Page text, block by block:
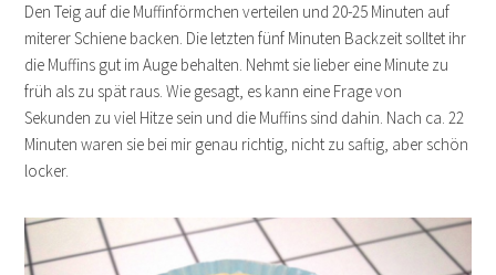
Den Teig auf die Muffinförmchen verteilen und 20-25 Minuten auf
miterer Schiene backen. Die letzten fünf Minuten Backzeit solltet ihr
die Muffins gut im Auge behalten. Nehmt sie lieber eine Minute zu
früh als zu spät raus. Wie gesagt, es kann eine Frage von
Sekunden zu viel Hitze sein und die Muffins sind dahin. Nach ca. 22
Minuten waren sie bei mir genau richtig, nicht zu saftig, aber schön
locker.